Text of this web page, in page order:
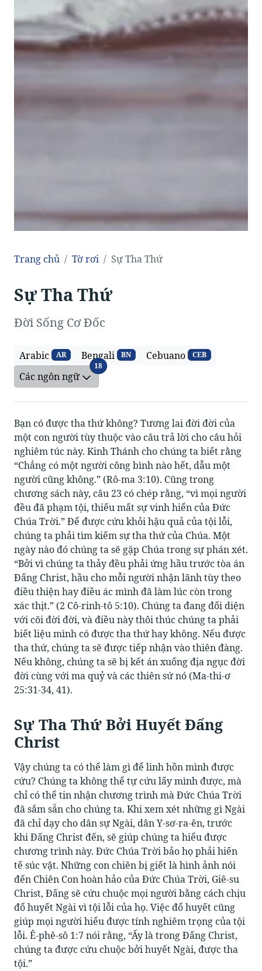
Trang chủ Tờ rơi Sự Tha Thứ
Sự Tha Thứ
Đời Sống Cơ Đốc
Arabic AR Bengali BN Cebuano CEB
Các ngôn ngữ
18Các ngôn ngữ
Bạn có được tha thứ không? Tương lai đời đời của
một con người tùy thuộc vào câu trả lời cho câu hỏi
nghiêm túc này. Kinh Thánh cho chúng ta biết rằng
“Chẳng có một người công bình nào hết, dẫu một
người cũng không.” (Rô-ma 3:10). Cũng trong
chương sách này, câu 23 có chép rằng, “vì mọi người
đều đã phạm tội, thiếu mất sự vinh hiển của Đức
Chúa Trời.” Để được cứu khỏi hậu quả của tội lỗi,
chúng ta phải tìm kiếm sự tha thứ của Chúa. Một
ngày nào đó chúng ta sẽ gặp Chúa trong sự phán xét.
“Bởi vì chúng ta thảy đều phải ứng hầu trước tòa án
Đấng Christ, hầu cho mỗi người nhận lãnh tùy theo
điều thiện hay điều ác mình đã làm lúc còn trong
xác thịt.” (2 Cô-rinh-tô 5:10). Chúng ta đang đối diện
với cõi đời đời, và điều này thôi thúc chúng ta phải
biết liệu mình có được tha thứ hay không. Nếu được
tha thứ, chúng ta sẽ được tiếp nhận vào thiên đàng.
Nếu không, chúng ta sẽ bị kết án xuống địa ngục đời
đời cùng với ma quỷ và các thiên sứ nó (Ma-thi-ơ
25:31-34, 41).
Sự Tha Thứ Bởi Huyết Đấng
Christ
Vậy chúng ta có thể làm gì để linh hồn mình được
cứu? Chúng ta không thể tự cứu lấy mình được, mà
chỉ có thể tin nhận chương trình mà Đức Chúa Trời
đã sắm sẵn cho chúng ta. Khi xem xét những gì Ngài
đã chỉ dạy cho dân sự Ngài, dân Y-sơ-ra-ên, trước
khi Đấng Christ đến, sẽ giúp chúng ta hiểu được
chương trình này. Đức Chúa Trời bảo họ phải hiến
tế súc vật. Những con chiên bị giết là hình ảnh nói
đến Chiên Con hoàn hảo của Đức Chúa Trời, Giê-su
Christ, Đấng sẽ cứu chuộc mọi người bằng cách chịu
đổ huyết Ngài vì tội lỗi của họ. Việc đổ huyết cũng
giúp mọi người hiểu được tính nghiêm trọng của tội
lỗi. Ê-phê-sô 1:7 nói rằng, “Ấy là trong Đấng Christ,
chúng ta được cứu chuộc bởi huyết Ngài, được tha
tội.”